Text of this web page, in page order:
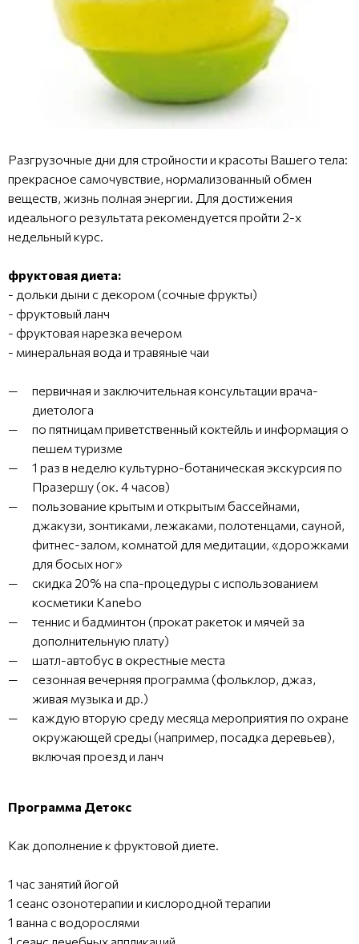
Разгрузочные дни для стройности и красоты Вашего тела:
прекрасное самочувствие, нормализованный обмен
веществ, жизнь полная энергии. Для достижения
идеального результата рекомендуется пройти 2-х
недельный курс.
фруктовая диета:
- дольки дыни с декором (сочные фрукты)
- фруктовый ланч
- фруктовая нарезка вечером
- минеральная вода и травяные чаи
первичная и заключительная консультации врача-
диетолога
по пятницам приветственный коктейль и информация о
пешем туризме
1 раз в неделю культурно-ботаническая экскурсия по
Празершу (ок. 4 часов)
пользование крытым и открытым бассейнами,
джакузи, зонтиками, лежаками, полотенцами, сауной,
фитнес-залом, комнатой для медитации, «дорожками
для босых ног»
скидка 20% на спа-процедуры с использованием
косметики Kanebo
теннис и бадминтон (прокат ракеток и мячей за
дополнительную плату)
шатл-автобус в окрестные места
сезонная вечерняя программа (фольклор, джаз,
живая музыка и др.)
каждую вторую среду месяца мероприятия по охране
окружающей среды (например, посадка деревьев),
включая проезд и ланч
Программа Детокс
Как дополнение к фруктовой диете.
1 час занятий йогой
1 сеанс озонотерапии и кислородной терапии
1 ванна с водорослями